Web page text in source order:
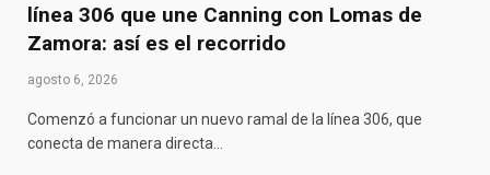
línea 306 que une Canning con Lomas de
Zamora: así es el recorrido
agosto 6, 2026
Comenzó a funcionar un nuevo ramal de la línea 306, que
conecta de manera directa…